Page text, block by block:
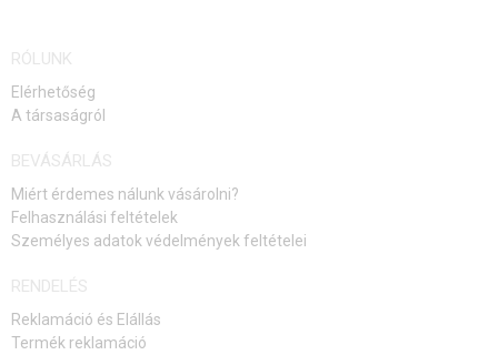
RÓLUNK
Elérhetőség
A társaságról
BEVÁSÁRLÁS
Miért érdemes nálunk vásárolni?
Felhasználási feltételek
Személyes adatok védelmények feltételei
RENDELÉS
Reklamáció és Elállás
Termék reklamáció